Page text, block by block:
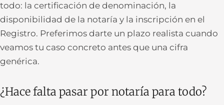
todo: la certificación de denominación, la
disponibilidad de la notaría y la inscripción en el
Registro. Preferimos darte un plazo realista cuando
veamos tu caso concreto antes que una cifra
genérica.
¿Hace falta pasar por notaría para todo?